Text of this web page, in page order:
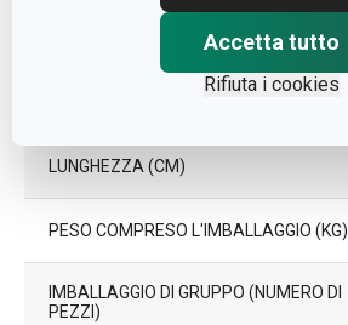
Accetta tutto
Rifiuta i cookies
LUNGHEZZA (CM)
PESO COMPRESO L'IMBALLAGGIO (KG)
IMBALLAGGIO DI GRUPPO (NUMERO DI
PEZZI)